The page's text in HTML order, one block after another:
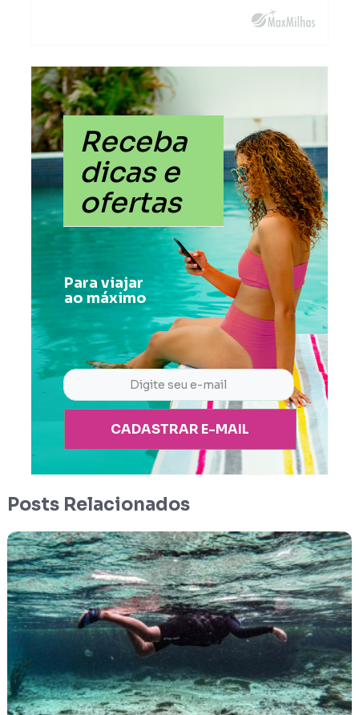
Receba
dicas e
ofertas
Para viajar
ao máximo
CADASTRAR E-MAIL
Posts Relacionados